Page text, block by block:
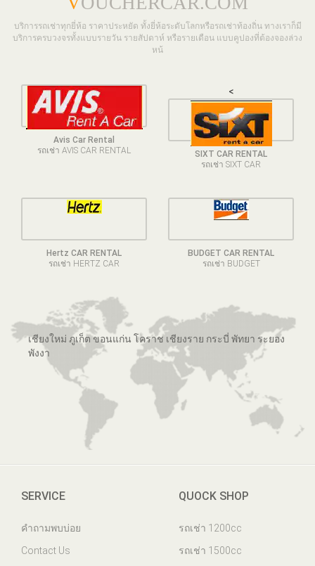
บริการรถเช่าทุกยี่ห้อ ราคาประหยัด ทั้งยี่ห้อระดับโลกหรือรถเช่าท้องถิ่น ทางเราก็มี
บริการครบวงจรทั้งแบบรายวัน รายสัปดาห์ หรือรายเดือน แบบคูปองที่ต้องจองล่วง
หน้
Avis Car Rental
รถเช่า AVIS CAR RENTAL
<
SIXT CAR RENTAL
รถเช่า SIXT CAR
Hertz CAR RENTAL
รถเช่า HERTZ CAR
BUDGET CAR RENTAL
รถเช่า BUDGET
เชียงใหม่ ภูเก็ต ขอนแก่น โคราช เชียงราย กระบี่ พัทยา ระยอง
พังงา
SERVICE
คำถามพบบ่อย
Contact Us
QUOCK SHOP
รถเช่า 1200cc
รถเช่า 1500cc